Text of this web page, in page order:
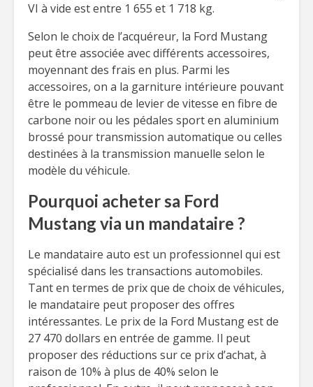
VI à vide est entre 1 655 et 1 718 kg.
Selon le choix de l’acquéreur, la Ford Mustang
peut être associée avec différents accessoires,
moyennant des frais en plus. Parmi les
accessoires, on a la garniture intérieure pouvant
être le pommeau de levier de vitesse en fibre de
carbone noir ou les pédales sport en aluminium
brossé pour transmission automatique ou celles
destinées à la transmission manuelle selon le
modèle du véhicule.
Pourquoi acheter sa Ford
Mustang via un mandataire ?
Le mandataire auto est un professionnel qui est
spécialisé dans les transactions automobiles.
Tant en termes de prix que de choix de véhicules,
le mandataire peut proposer des offres
intéressantes. Le prix de la Ford Mustang est de
27 470 dollars en entrée de gamme. Il peut
proposer des réductions sur ce prix d’achat, à
raison de 10% à plus de 40% selon le